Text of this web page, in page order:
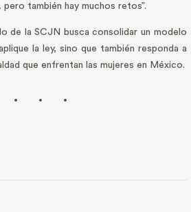
también hay muchos retos”.
de la SCJN busca consolidar un modelo
la ley, sino que también responda a
que enfrentan las mujeres en México.